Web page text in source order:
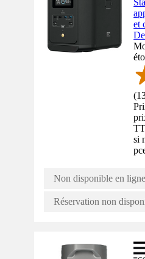
et
(
si
Non disponible en ligne
Réservation non